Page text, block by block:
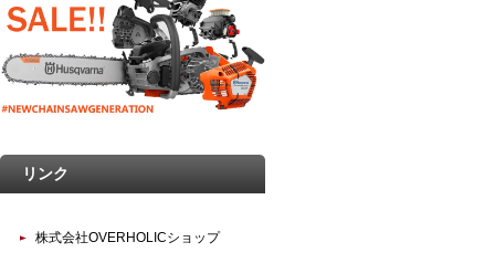
リンク
株式会社OVERHOLICショップ